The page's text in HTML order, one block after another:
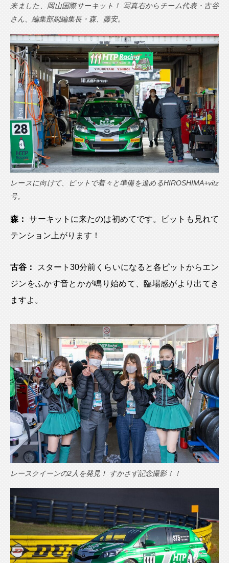
来ました、岡山国際サーキット！ 写真右からチーム代表・古谷
さん、編集部副編集長・森、藤安。
レースに向けて、ピットで着々と準備を進めるHIROSHIMA+vitz
号。
森：
サーキットに来たのは初めてです。ピットも見れて
テンション上がります！
古谷：
スタート30分前くらいになると各ピットからエン
ジンをふかす音とかが鳴り始めて、臨場感がより出てき
ますよ。
レースクイーンの2人を発見！ すかさず記念撮影！！